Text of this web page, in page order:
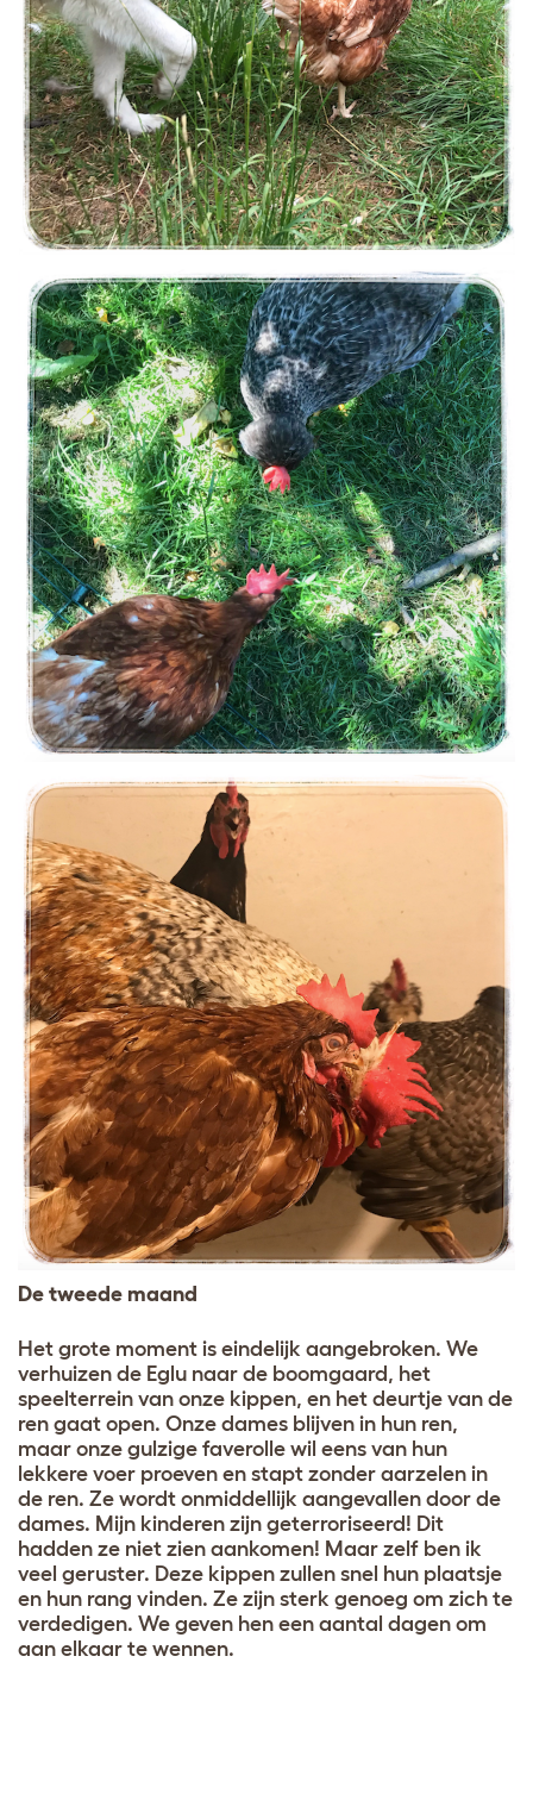
De tweede maand
Het grote moment is eindelijk aangebroken. We
verhuizen de Eglu naar de boomgaard, het
speelterrein van onze kippen, en het deurtje van de
ren gaat open. Onze dames blijven in hun ren,
maar onze gulzige faverolle wil eens van hun
lekkere voer proeven en stapt zonder aarzelen in
de ren. Ze wordt onmiddellijk aangevallen door de
dames. Mijn kinderen zijn geterroriseerd! Dit
hadden ze niet zien aankomen! Maar zelf ben ik
veel geruster. Deze kippen zullen snel hun plaatsje
en hun rang vinden. Ze zijn sterk genoeg om zich te
verdedigen. We geven hen een aantal dagen om
aan elkaar te wennen.